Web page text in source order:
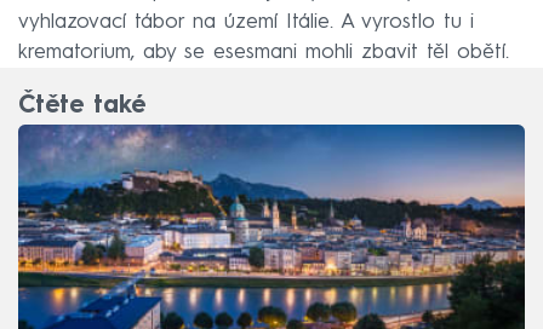
vyhlazovací tábor na území Itálie. A vyrostlo tu i
krematorium, aby se esesmani mohli zbavit těl obětí.
Čtěte také